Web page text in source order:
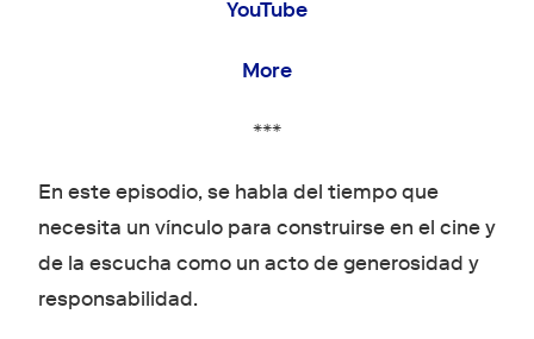
YouTube
More
***
En este episodio, se habla del tiempo que
necesita un vínculo para construirse en el cine y
de la escucha como un acto de generosidad y
responsabilidad.